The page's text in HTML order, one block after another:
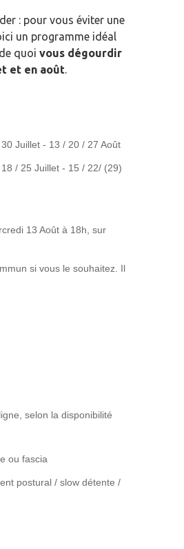
: pour vous éviter une
un programme idéal
quoivous dégourdir
et en août.
Juillet - 13 / 20 / 27 Août
/ 25 Juillet - 15 / 22/ (29)
13 Août à 18h, sur
si vous le souhaitez. Il
selon la disponibilité
ou fascia
postural / slow détente /